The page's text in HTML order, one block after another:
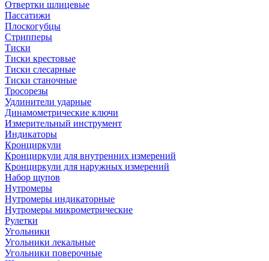
Отвертки шлицевые
Пассатижи
Плоскогубцы
Стрипперы
Тиски
Тиски крестовые
Тиски слесарные
Тиски станочные
Тросорезы
Удлинители ударные
Динамометрические ключи
Измерительный инструмент
Индикаторы
Кронциркули
Кронциркули для внутренних измерений
Кронциркули для наружных измерений
Набор щупов
Нутромеры
Нутромеры индикаторные
Нутромеры микрометрические
Рулетки
Угольники
Угольники лекальные
Угольники поверочные